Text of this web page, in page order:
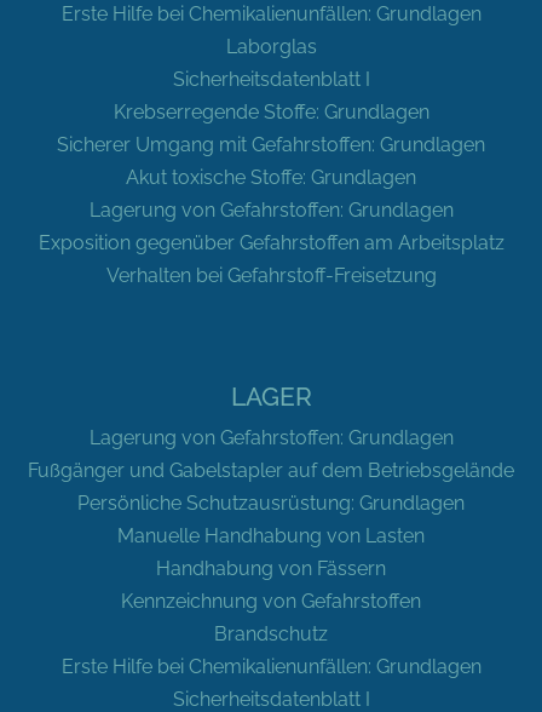
Erste Hilfe bei Chemikalienunfällen: Grundlagen
Laborglas
Sicherheitsdatenblatt I
Krebserregende Stoffe: Grundlagen
Sicherer Umgang mit Gefahrstoffen: Grundlagen
Akut toxische Stoffe: Grundlagen
Lagerung von Gefahrstoffen: Grundlagen
Exposition gegenüber Gefahrstoffen am Arbeitsplatz
Verhalten bei Gefahrstoff-Freisetzung
LAGER
Lagerung von Gefahrstoffen: Grundlagen
Fußgänger und Gabelstapler auf dem Betriebsgelände
Persönliche Schutzausrüstung: Grundlagen
Manuelle Handhabung von Lasten
Handhabung von Fässern
Kennzeichnung von Gefahrstoffen
Brandschutz
Erste Hilfe bei Chemikalienunfällen: Grundlagen
Sicherheitsdatenblatt I